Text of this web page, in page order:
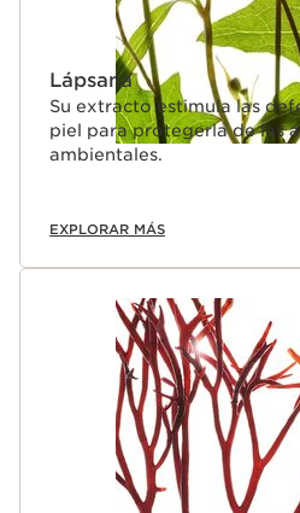
Lápsana
Su extracto estimula las
piel para protegerla de las
ambientales.
EXPLORAR MÁS